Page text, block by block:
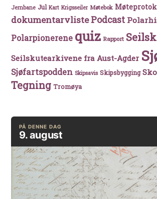
Jernbane Jul Kart Krigsseiler Møtebok
dokumentarvlistePodcast
Polarpionerene quiz Rapport
Seilskutearkivene fra Aust-Agder
Sjøfartspodden Skipsavis Skipsbygging
Tegning Tromøya